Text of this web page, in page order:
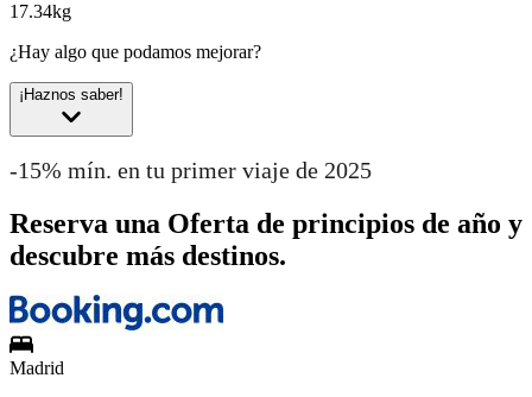
17.34kg
¿Hay algo que podamos mejorar?
¡Haznos saber!
-15% mín. en tu primer viaje de 2025
Reserva una Oferta de principios de año y
descubre más destinos.
Madrid